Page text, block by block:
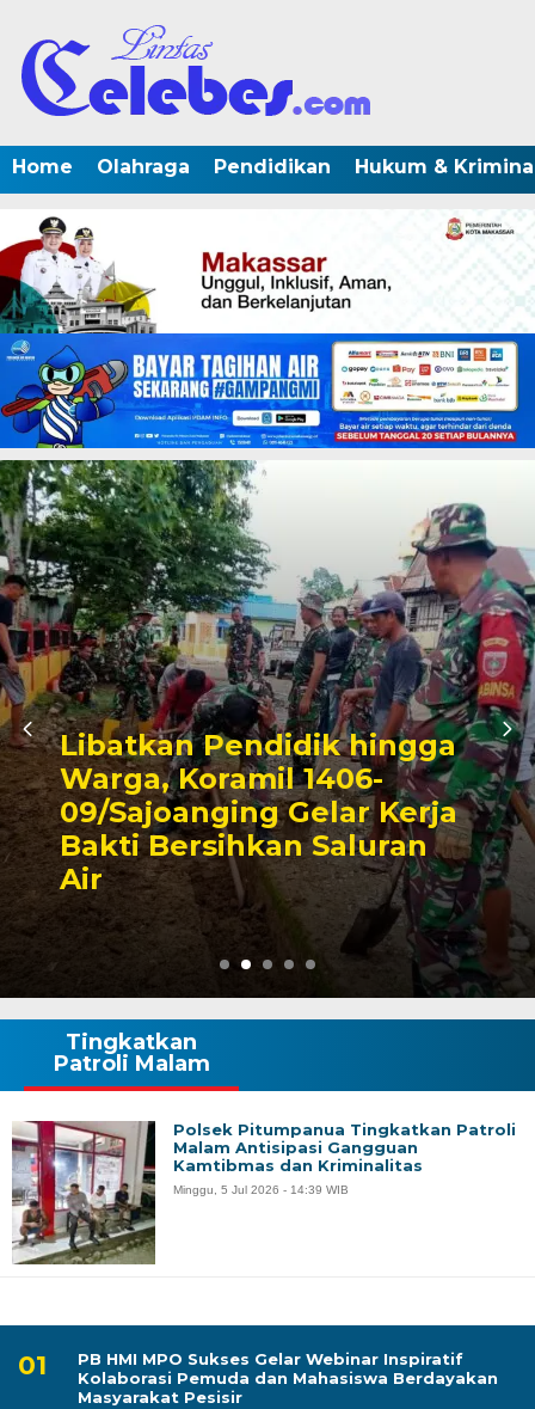
Home Olahraga Pendidikan Hukum &
hingga
1406-
Gelar Kerja
Saluran
Triwulan II
Pendapatan
Capai 49
Rp130 Miliar
PB HMI MPO Sukses Gelar Webinar Inspiratif
Kolaborasi Pemuda dan Mahasiswa Berdayakan
Masyarakat Pesisir
Tingkatkan
Patroli Malam
Polsek Pitumpanua Tingkatkan Patroli
Malam Antisipasi Gangguan
Kamtibmas dan Kriminalitas
Minggu, 5 Jul 2026 - 14:39 WIB